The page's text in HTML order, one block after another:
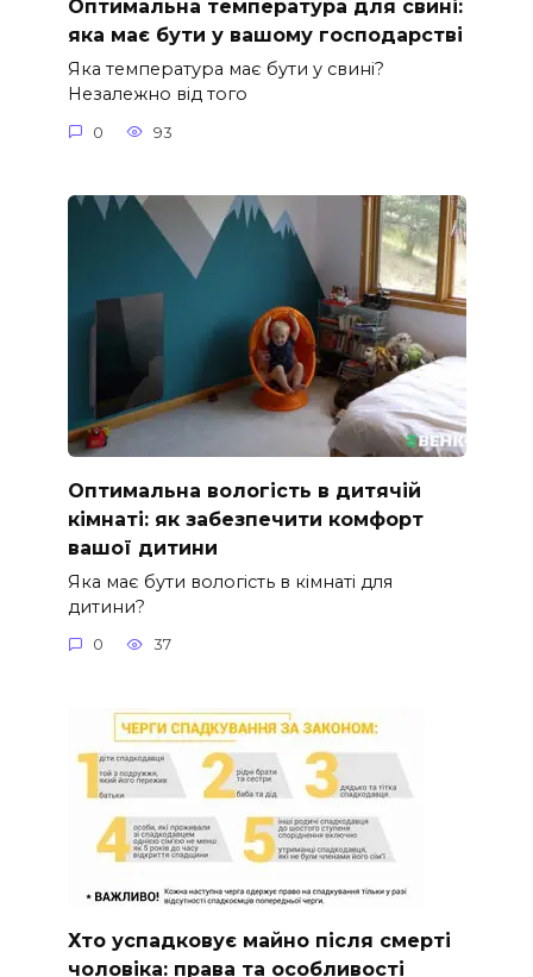
Оптимальна температура для свині:
яка має бути у вашому господарстві
Яка температура має бути у свині?
Незалежно від того
0 93
Оптимальна вологість в дитячій
кімнаті: як забезпечити комфорт
вашої дитини
Яка має бути вологість в кімнаті для
дитини?
0 37
Хто успадковує майно після смерті
чоловіка: права та особливості